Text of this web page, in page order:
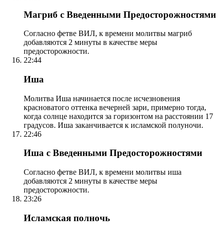
Магриб с Введенными Предосторожностями
Согласно фетве ВИЛ, к времени молитвы магриб
добавляются 2 минуты в качестве меры
предосторожности.
22:44
Иша
Молитва Иша начинается после исчезновения
красноватого оттенка вечерней зари, примерно тогда,
когда солнце находится за горизонтом на расстоянии 17
градусов. Иша заканчивается к исламской полуночи.
22:46
Иша с Введенными Предосторожностями
Согласно фетве ВИЛ, к времени молитвы иша
добавляются 2 минуты в качестве меры
предосторожности.
23:26
Исламская полночь